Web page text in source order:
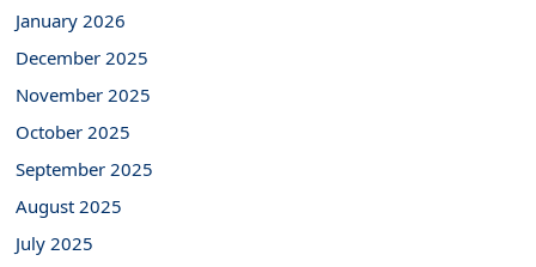
January 2026
December 2025
November 2025
October 2025
September 2025
August 2025
July 2025